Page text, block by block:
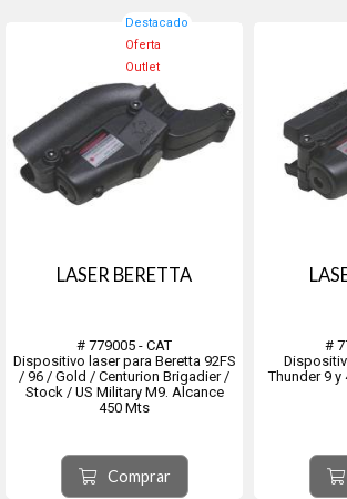
Destacado
Oferta
Outlet
LASER BERETTA
# 779005 - CAT
Dispositivo laser para Beretta 92FS
/ 96 / Gold / Centurion Brigadier /
Stock / US Military M9. Alcance
450 Mts
Comprar
#
Thunder 9 y